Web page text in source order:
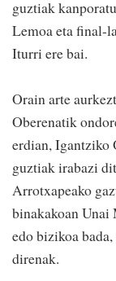
guztiak
Lemoa eta final-
Iturri ere bai.
Orain arte
Oberenatik
erdian, Igantziko
guztiak irabazi
Arrotxapeako
binakakoan Unai
edo bizikoa
direnak.